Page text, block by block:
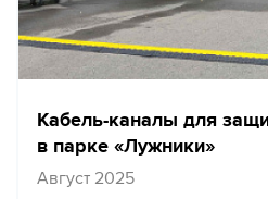
Кабель-каналы для
в парке «Лужники»
Август 2025